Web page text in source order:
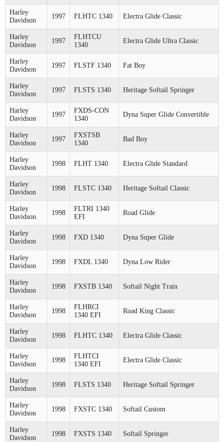
Harley
Davidson
1997 FLHTC 1340 Electra Glide Classic
Harley
Davidson
1997
FLHTCU
1340
Electra Glide Ultra Classic
Harley
Davidson
1997 FLSTF 1340 Fat Boy
Harley
Davidson
1997 FLSTS 1340 Heritage Softail Springer
Harley
Davidson
1997
FXDS-CON
1340
Dyna Super Glide Convertible
Harley
Davidson
1997
FXSTSB
1340
Bad Boy
Harley
Davidson
1998 FLHT 1340 Electra Glide Standard
Harley
Davidson
1998 FLSTC 1340 Heritage Softail Classic
Harley
Davidson
1998
FLTRI 1340
EFI
Road Glide
Harley
Davidson
1998 FXD 1340 Dyna Super Glide
Harley
Davidson
1998 FXDL 1340 Dyna Low Rider
Harley
Davidson
1998 FXSTB 1340 Softail Night Train
Harley
Davidson
1998
FLHRCI
1340 EFI
Road King Classic
Harley
Davidson
1998 FLHTC 1340 Electra Glide Classic
Harley
Davidson
1998
FLHTCI
1340 EFI
Electra Glide Classic
Harley
Davidson
1998 FLSTS 1340 Heritage Softail Springer
Harley
Davidson
1998 FXSTC 1340 Softail Custom
Harley
Davidson
1998 FXSTS 1340 Softail Springer